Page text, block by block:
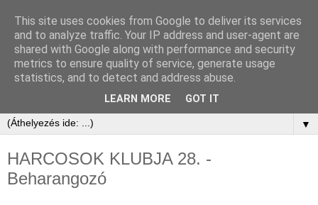
▼
HARCOSOK KLUBJA 28. -
Beharangozó
This site uses cookies from Google to deliver its services
and to analyze traffic. Your IP address and user-agent are
shared with Google along with performance and security
metrics to ensure quality of service, generate usage
statistics, and to detect and address abuse.
LEARN MORE GOT IT